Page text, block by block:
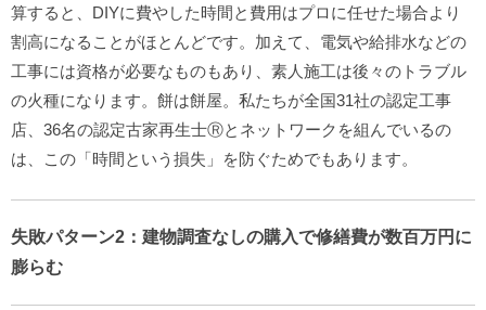
算すると、DIYに費やした時間と費用はプロに任せた場合より
割高になることがほとんどです。加えて、電気や給排水などの
工事には資格が必要なものもあり、素人施工は後々のトラブル
の火種になります。餅は餅屋。私たちが全国31社の認定工事
店、36名の認定古家再生士Ⓡとネットワークを組んでいるの
は、この「時間という損失」を防ぐためでもあります。
失敗パターン2：建物調査なしの購入で修繕費が数百万円に
膨らむ